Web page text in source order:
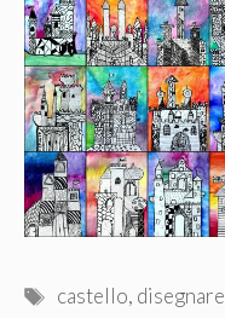
Tag
castello, disegnare